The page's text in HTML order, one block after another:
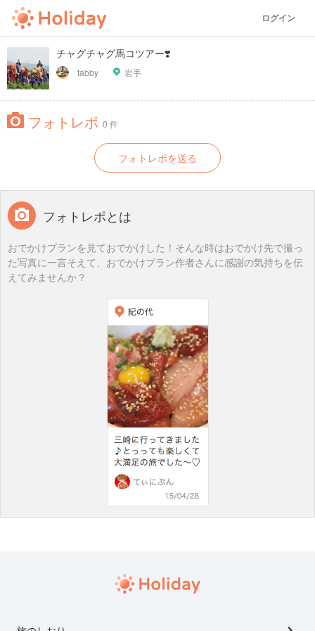
ログイン
チャグチャグ馬コツアー❣️
tabby 岩手
フォトレポ 0 件
フォトレポを送る
フォトレポとは
おでかけプランを見ておでかけした！そんな時はおでかけ先で撮っ
た写真に一言そえて、おでかけプラン作者さんに感謝の気持ちを伝
えてみませんか？